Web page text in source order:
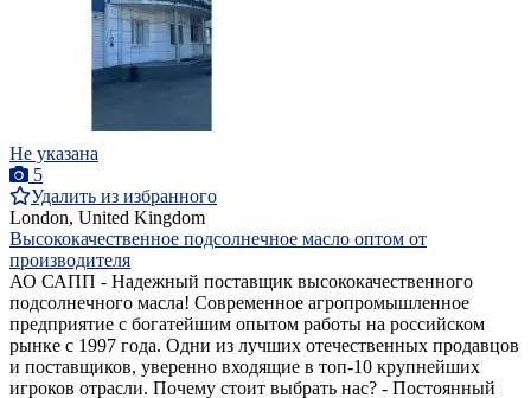
Не указана
5
Удалить из избранного
London, United Kingdom
Высококачественное подсолнечное масло оптом от
производителя
АО САПП - Надежный поставщик высококачественного
подсолнечного масла! Современное агропромышленное
предприятие с богатейшим опытом работы на российском
рынке с 1997 года. Одни из лучших отечественных продавцов
и поставщиков, уверенно входящие в топ-10 крупнейших
игроков отрасли. Почему стоит выбрать нас? - Постоянный